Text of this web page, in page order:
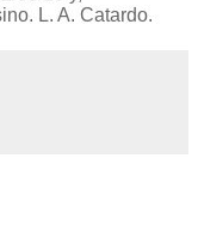
L. A. Catardo.